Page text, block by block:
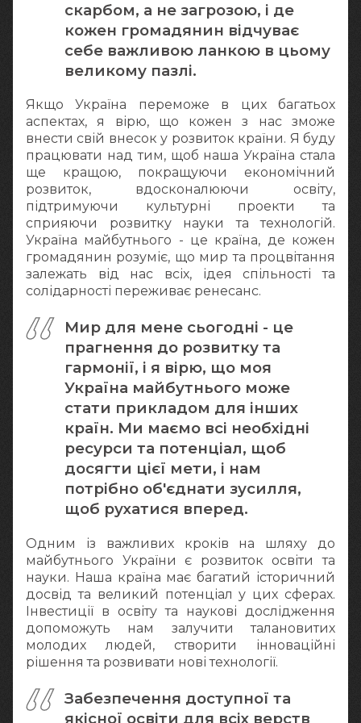
скарбом, а не загрозою, і де
кожен громадянин відчуває
себе важливою ланкою в цьому
великому пазлі.
Якщо Україна переможе в цих багатьох
аспектах, я вірю, що кожен з нас зможе
внести свій внесок у розвиток країни. Я буду
працювати над тим, щоб наша Україна стала
ще кращою, покращуючи економічний
розвиток, вдосконалюючи освіту,
підтримуючи культурні проекти та
сприяючи розвитку науки та технологій.
Україна майбутнього - це країна, де кожен
громадянин розуміє, що мир та процвітання
залежать від нас всіх, ідея спільності та
солідарності переживає ренесанс.
Мир для мене сьогодні - це
прагнення до розвитку та
гармонії, і я вірю, що моя
Україна майбутнього може
стати прикладом для інших
країн. Ми маємо всі необхідні
ресурси та потенціал, щоб
досягти цієї мети, і нам
потрібно об'єднати зусилля,
щоб рухатися вперед.
Одним із важливих кроків на шляху до
майбутнього України є розвиток освіти та
науки. Наша країна має багатий історичний
досвід та великий потенціал у цих сферах.
Інвестиції в освіту та наукові дослідження
допоможуть нам залучити талановитих
молодих людей, створити інноваційні
рішення та розвивати нові технології.
Забезпечення доступної та
якісної освіти для всіх верств